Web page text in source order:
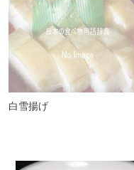
白雪揚げ